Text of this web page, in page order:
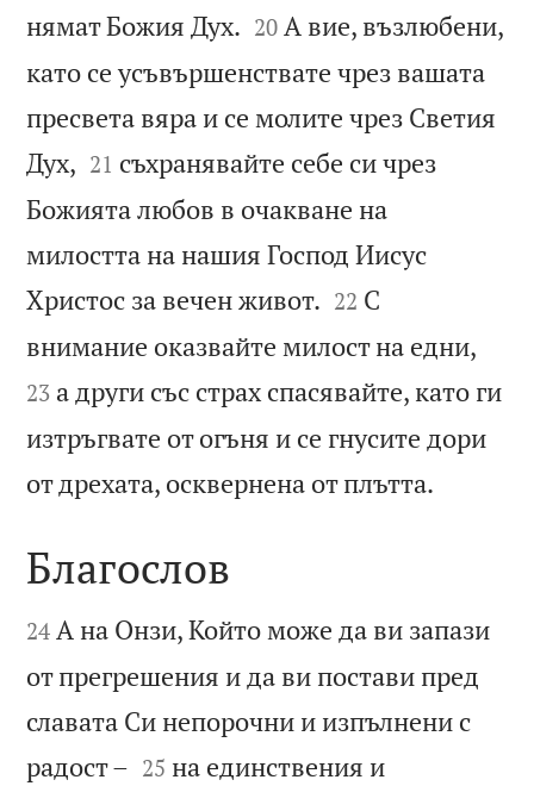
нямат Божия Дух. 

20 А вие, възлюбени,
като се усъвършенствате чрез вашата
пресвета вяра и се молите чрез Светия
Дух, 

21 съхранявайте себе си чрез
Божията любов в очакване на
милостта на нашия Господ Иисус
Христос за вечен живот. 

22 С
внимание оказвайте милост на едни,
23 а други със страх спасявайте, като ги
изтръгвате от огъня и се гнусите дори
от дрехата, осквернена от плътта.

Благослов

24 А на Онзи, Който може да ви запази
от прегрешения и да ви постави пред
славата Си непорочни и изпълнени с
радост – 

25 на единствения и